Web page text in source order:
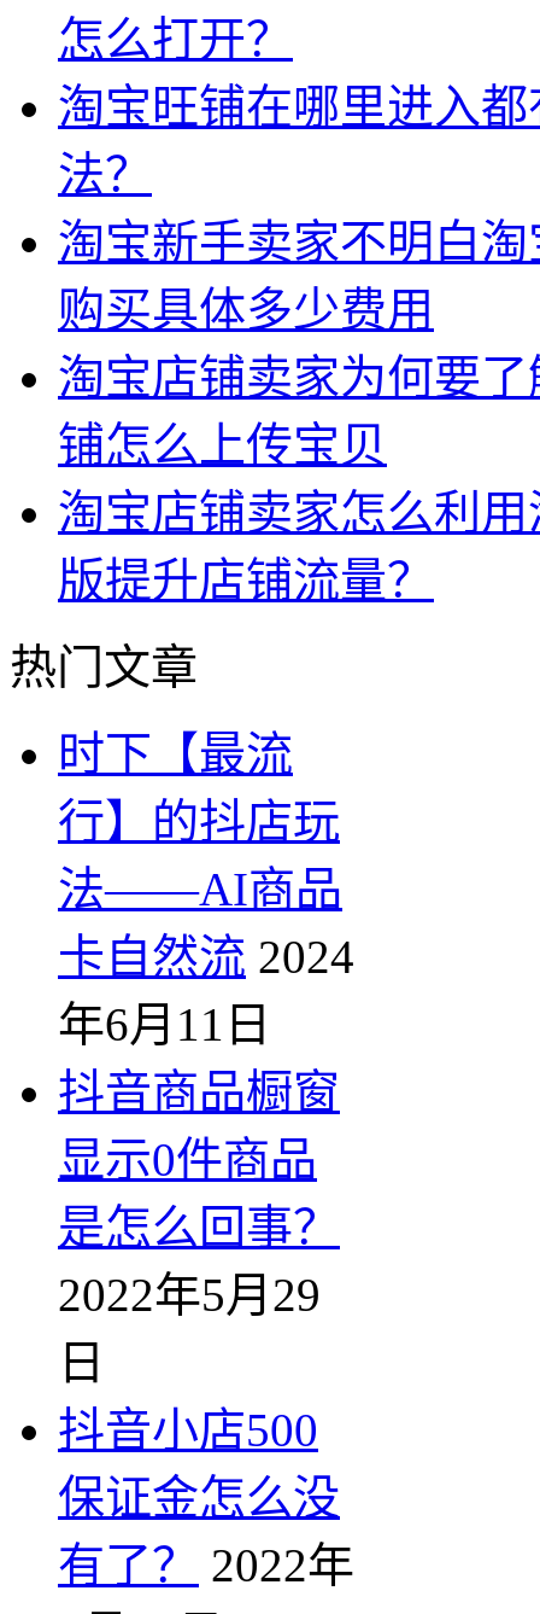
怎么打开？
淘宝旺铺在哪里进入
法？
淘宝新手卖家不明白
购买具体多少费用
淘宝店铺卖家为何要
铺怎么上传宝贝
淘宝店铺卖家怎么利
版提升店铺流量？
热门文章
时下【最流
行】的抖店玩
法——AI商品
卡自然流 2024
年6月11日
抖音商品橱窗
显示0件商品
是怎么回事？
2022年5月29
日
抖音小店500
保证金怎么没
有了？
2022年